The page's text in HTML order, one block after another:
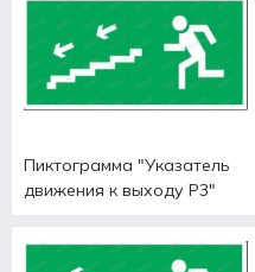
Пиктограмма "Указатель
движения к выходу Р3"